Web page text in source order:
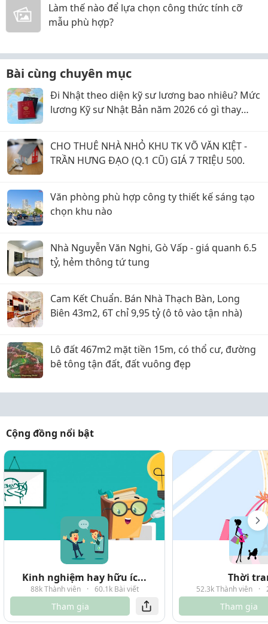
Làm thế nào để lựa chọn công thức tính cỡ
mẫu phù hợp?
Bài cùng chuyên mục
Đi Nhật theo diện kỹ sư lương bao nhiêu? Mức
lương Kỹ sư Nhật Bản năm 2026 có gì thay
CHO THUÊ NHÀ NHỎ KHU TK VÕ VĂN KIỆT -
TRẦN HƯNG ĐẠO (Q.1 CŨ) GIÁ 7 TRIỆU 500.
Văn phòng phù hợp công ty thiết kế sáng tạo
chọn khu nào
Nhà Nguyễn Văn Nghi, Gò Vấp - giá quanh 6.5
tỷ, hẻm thông tứ tung
Cam Kết Chuẩn. Bán Nhà Thạch Bàn, Long
Biên 43m2, 6T chỉ 9,95 tỷ (ô tô vào tận nhà)
Lô đất 467m2 mặt tiền 15m, có thổ cư, đường
bê tông tận đất, đất vuông đẹp
Cộng đồng nổi bật
Kinh nghiệm hay hữu íc...
88k Thành viên · 60.1k Bài viết
Tham gia
Thời
52.3k Thành viên ·
Tham gia